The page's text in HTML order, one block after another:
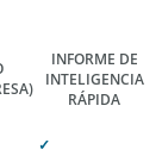
INFORME DE
INTELIGENCIA
RÁPIDA
✓